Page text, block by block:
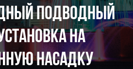
ПОДВОДНЫЙ
НА
НАСАДКУ